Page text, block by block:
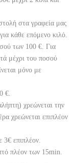
στα γραφεία μας
κάθε επόμενο κιλό.
των 100 €. Για
μέχρι του ποσού
μόνο με
€.
χρεώνεται την
χρεώνεται επιπλέον
3€ επιπλέον.
πλέον των 15min.